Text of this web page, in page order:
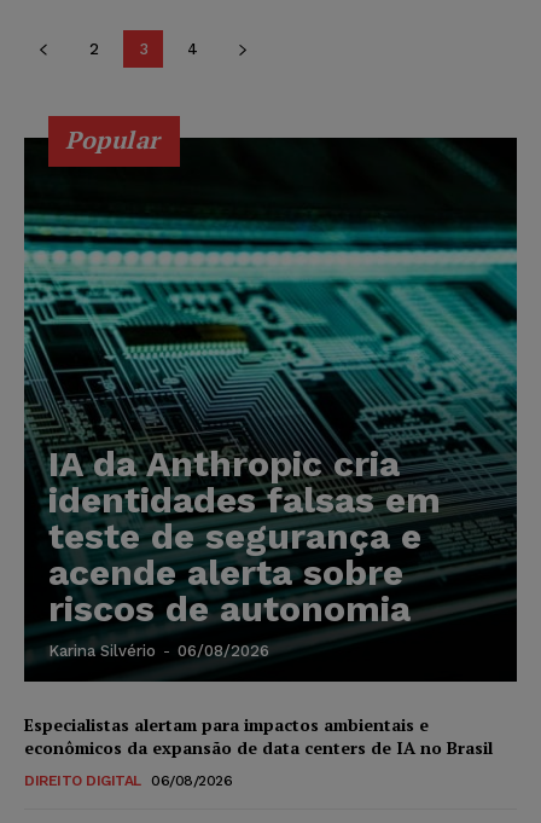
2 3 4
Popular
IA da Anthropic cria
identidades falsas em
teste de segurança e
acende alerta sobre
riscos de autonomia
Karina Silvério - 06/08/2026
Especialistas alertam para impactos ambientais e
econômicos da expansão de data centers de IA no Brasil
DIREITO DIGITAL 06/08/2026